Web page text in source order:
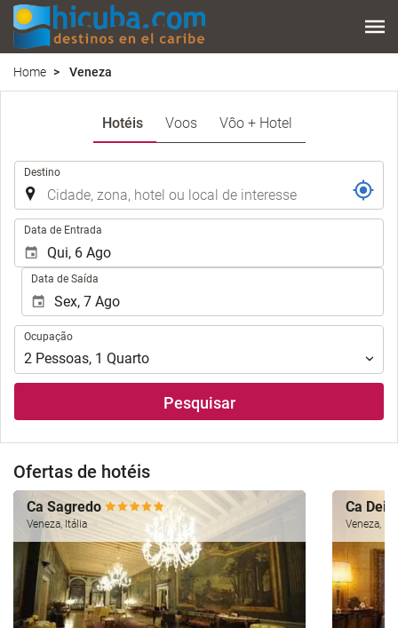
Home Veneza
Hotéis Voos Vôo + Hotel
Destino
Data de Entrada
Data de Saída
Ocupação
Ocupação
2 Pessoas, 1 Quarto
Pesquisar
Ofertas de hotéis
Ca Sagredo
Veneza, Itália
Ca Dei
Veneza,